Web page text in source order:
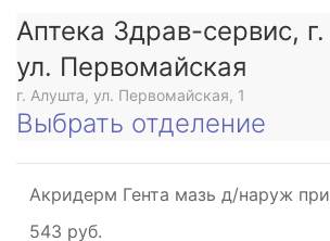
Аптека Здрав-сервис,
ул. Первомайская
г. Алушта, ул. Первомайская, 1
Выбрать отделение
Акридерм Гента мазь д/наруж
543 руб.